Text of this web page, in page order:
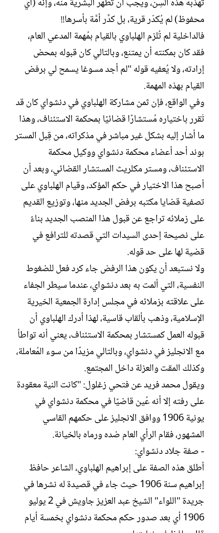
تُهذبه هذه السِن، ويجب أن تُطهَّر البشرية منه، وإنه (أي
محفوظ) لم يُكدّر قرية، بل كدَّر أمَّة بأسرها!!
فالداخلية لم تُلزم الهلباوي بالقيام بمُهمة المدعي العام،
فقد كان بمكنته أن يمتنع، وبالتالي كان قبوله بمحض
إرادته، ولا يُعفيه قوله "لم أجد مسوغا يسمح لي برفض
القيام بهذه المهمة.
وفي الواقع، فإن ثمن مشاركة الهلباوي في دنشواي كان قد
تَقرر باختياره مُستشارًا قضائيًا بمحكمة الاستئناف، وهذا
ما أشار إليه بشكل غير مباشر في مذكراته، من قِبل المستر
بوند أحد أعضاء محكمة دنشواي ووكيل محكمة
الاستئناف، ومستر مكلريث المستشار القضائي، وبعد أن
أصبح هذا الاختيار في حكم المؤكد، وقيام الهلباوي على
تصفية قضايا مكتبه برفض الجديد منها، وتوزيع القديم
على زملائه تراجع عن قبول هذا المنصب الجديد بناءً
على نصيحة إحدى السيدات التي قصدته للترافع في
قضية لها على حد قوله.
ولا نستبعد أن يكون هذا الرفض جاء كرد فعل للضغوط
النفسية، التي ألمت به بعد دنشواي، عندما سيطر الجفاء
على علاقته بزملائه في مجلس إدارة الجمعية الخيرية
الإسلامية، وذهب بألقاب قاسية، لهذا أدرك الهلباوي أن
قبوله العمل كمستشار بمحكمة الاستئناف، يعني أنه تواطأ
مع الانجليز في دنشواي، وبالتالي مزيدًا من سوء المُعاملة،
وكذلك المقت والعزلة داخل المجتمع.
ويقول محمد فريد عن فتحي زغلول: "كانت النية معقودة
على رفته إلا أنه عُين قاضيًا في محكمة دنشواي في
يونية 1906 ووافق الانجليز على حكمهم القاسي
المشهور، فقام الرأي العام ضده ورماه بالخيانة.
- صفة جلاد دنشواي:
أطلق هذه الصفة على إبراهيم الهلباوي، الشاعر حافظ
إبراهيم سنة 1906 حيث جاء في قصيدة له نشرها في
جريدة "اللواء" الشيخ عبد العزيز جاويش في 2 يوليو
1906 أي بعد صدور حكم محكمة دنشواي بخمسة أيام